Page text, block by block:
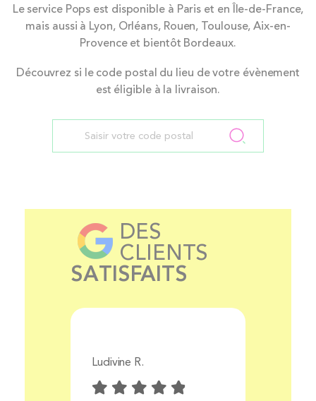
Le service Pops est disponible à Paris et en Île-de-France,
mais aussi à Lyon, Orléans, Rouen, Toulouse, Aix-en-
Provence et bientôt Bordeaux.
Découvrez si le code postal du lieu de votre évènement
est éligible à la livraison.
DES
CLIENTS
SATISFAITS
Ludivine R.